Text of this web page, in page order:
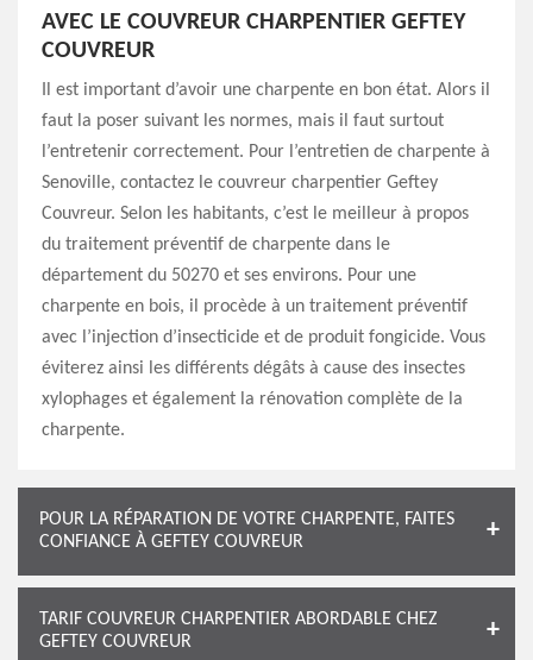
AVEC LE COUVREUR CHARPENTIER GEFTEY
COUVREUR
Il est important d’avoir une charpente en bon état. Alors il
faut la poser suivant les normes, mais il faut surtout
l’entretenir correctement. Pour l’entretien de charpente à
Senoville, contactez le couvreur charpentier Geftey
Couvreur. Selon les habitants, c’est le meilleur à propos
du traitement préventif de charpente dans le
département du 50270 et ses environs. Pour une
charpente en bois, il procède à un traitement préventif
avec l’injection d’insecticide et de produit fongicide. Vous
éviterez ainsi les différents dégâts à cause des insectes
xylophages et également la rénovation complète de la
charpente.
POUR LA RÉPARATION DE VOTRE CHARPENTE, FAITES
CONFIANCE À GEFTEY COUVREUR
TARIF COUVREUR CHARPENTIER ABORDABLE CHEZ
GEFTEY COUVREUR